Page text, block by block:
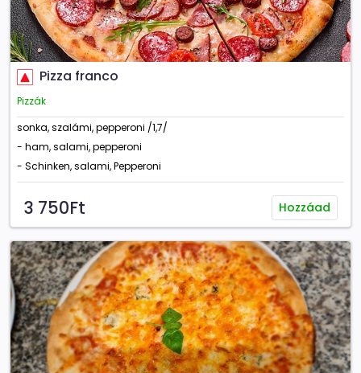
Pizza franco
Pizzák
sonka, szalámi, pepperoni /1,7/
- ham, salami, pepperoni
- Schinken, salami, Pepperoni
3 750Ft Hozzáad